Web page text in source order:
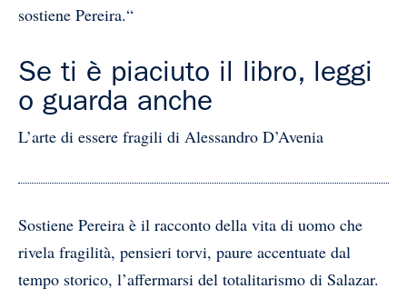
sostiene Pereira.“
Se ti è piaciuto il libro, leggi
o guarda anche
L’arte di essere fragili di Alessandro D’Avenia
Sostiene Pereira è il racconto della vita di uomo che
rivela fragilità, pensieri torvi, paure accentuate dal
tempo storico, l’affermarsi del totalitarismo di Salazar.